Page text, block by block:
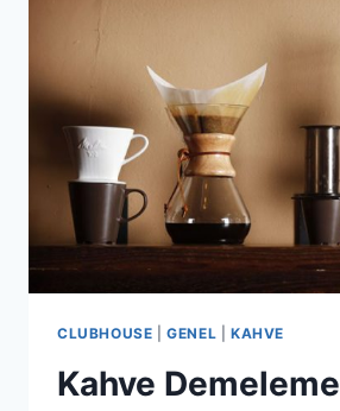
CLUBHOUSE |GENEL KAHVE
Kahve Demeleme